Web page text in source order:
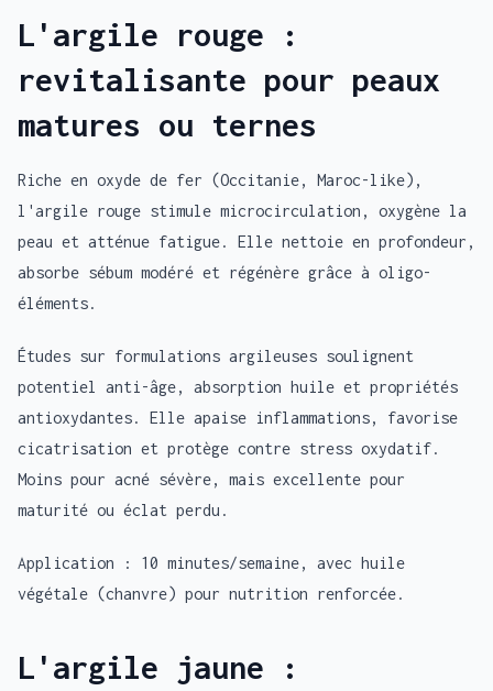
L'argile rouge :
revitalisante pour peaux
matures ou ternes
Riche en oxyde de fer (Occitanie, Maroc-like),
l'argile rouge stimule microcirculation, oxygène la
peau et atténue fatigue. Elle nettoie en profondeur,
absorbe sébum modéré et régénère grâce à oligo-
éléments.
Études sur formulations argileuses soulignent
potentiel anti-âge, absorption huile et propriétés
antioxydantes. Elle apaise inflammations, favorise
cicatrisation et protège contre stress oxydatif.
Moins pour acné sévère, mais excellente pour
maturité ou éclat perdu.
Application : 10 minutes/semaine, avec huile
végétale (chanvre) pour nutrition renforcée.
L'argile jaune :